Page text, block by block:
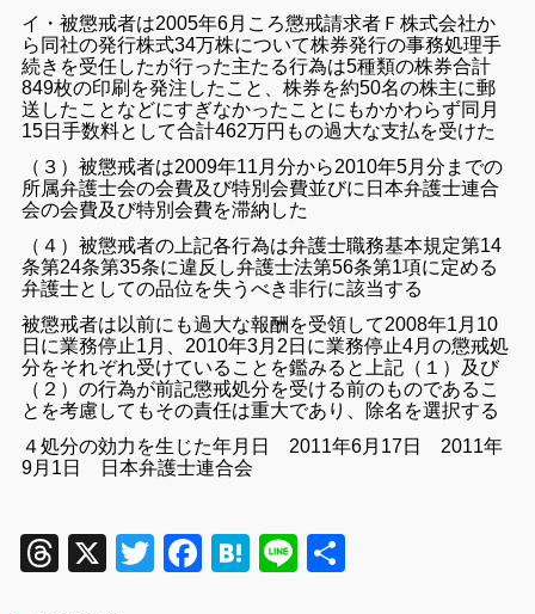
イ・被懲戒者は2005年6月ころ懲戒請求者Ｆ株式会社か
ら同社の発行株式34万株について株券発行の事務処理手
続きを受任したが行った主たる行為は5種類の株券合計
849枚の印刷を発注したこと、株券を約50名の株主に郵
送したことなどにすぎなかったことにもかかわらず同月
15日手数料として合計462万円もの過大な支払を受けた
（３）被懲戒者は2009年11月分から2010年5月分までの
所属弁護士会の会費及び特別会費並びに日本弁護士連合
会の会費及び特別会費を滞納した
（４）被懲戒者の上記各行為は弁護士職務基本規定第14
条第24条第35条に違反し弁護士法第56条第1項に定める
弁護士としての品位を失うべき非行に該当する
被懲戒者は以前にも過大な報酬を受領して2008年1月10
日に業務停止1月、2010年3月2日に業務停止4月の懲戒処
分をそれぞれ受けていることを鑑みると上記（１）及び
（２）の行為が前記懲戒処分を受ける前のものであるこ
とを考慮してもその責任は重大であり、除名を選択する
４処分の効力を生じた年月日 2011年6月17日 2011年
9月1日 日本弁護士連合会
Threads
X TwitterFacebook
Hatena
Line